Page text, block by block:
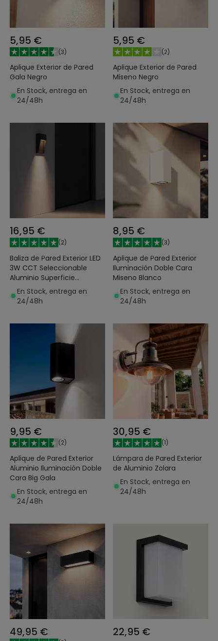
5,95 €
(3)
Aplique Exterior de Pared
Gala Negro
En Stock, entrega en
24/48h
5,95 €
(2)
Aplique Exterior de Pared
Miseno Negro
En Stock, entrega en
24/48h
16,95 €
(2)
Baliza de Pared Exterior LED
3W CCT Seleccionable
Aluminio Superficie
Cuadrado Jade
En Stock, entrega en
24/48h
8,95 €
(3)
Aplique de Pared Exterior
Iluminación Doble Cara
Miseno Blanco
En Stock, entrega en
24/48h
9,95 €
(2)
Aplique de Pared Exterior
Aluminio Iluminación Doble
Cara Big Gala
En Stock, entrega en
24/48h
30,95 €
(1)
Lámpara de Pared Exterior
de Aluminio Zolara
En Stock, entrega en
24/48h
49,95 € 22,95 €